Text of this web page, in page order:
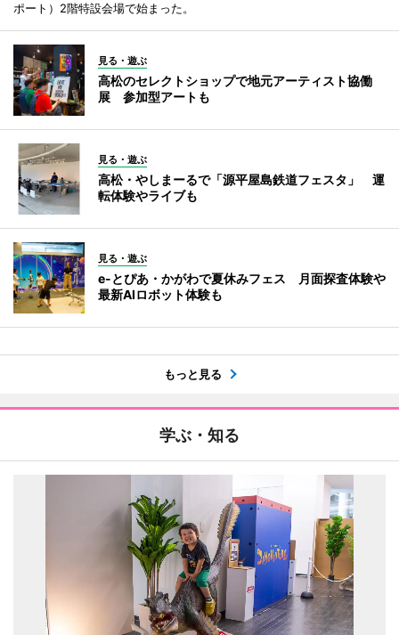
ポート）2階特設会場で始まった。
見る・遊ぶ
高松のセレクトショップで地元アーティスト協働
展 参加型アートも
見る・遊ぶ
高松・やしまーるで「源平屋島鉄道フェスタ」 運
転体験やライブも
見る・遊ぶ
e-とぴあ・かがわで夏休みフェス 月面探査体験や
最新AIロボット体験も
もっと見る
学ぶ・知る